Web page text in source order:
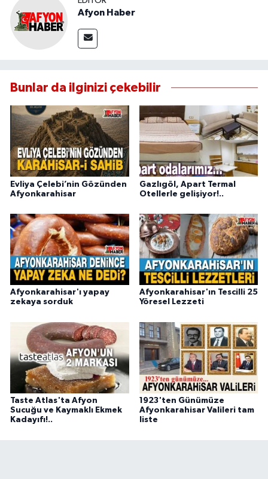
Afyon Haber
Bunlar da ilginizi çekebilir
Evliya Çelebi’nin Gözünden
Afyonkarahisar
Gazlıgöl, Apart Termal
Otellerle gelişiyor!..
Afyonkarahisar'ı yapay
zekaya sorduk
Afyonkarahisar'ın Tescilli 25
Yöresel Lezzeti
Taste Atlas'ta Afyon
Sucuğu ve Kaymaklı Ekmek
Kadayıfı!..
1923'ten Günümüze
Afyonkarahisar Valileri tam
liste